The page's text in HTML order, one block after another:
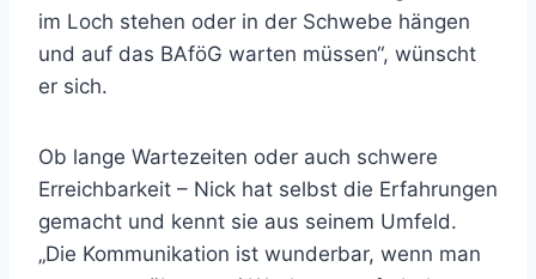
im Loch stehen oder in der Schwebe hängen
und auf das BAföG warten müssen“, wünscht
er sich.
Ob lange Wartezeiten oder auch schwere
Erreichbarkeit – Nick hat selbst die Erfahrungen
gemacht und kennt sie aus seinem Umfeld.
„Die Kommunikation ist wunderbar, wenn man